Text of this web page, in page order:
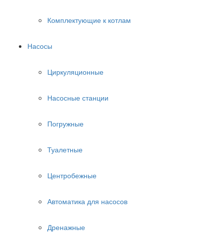
Комплектующие к котлам
Насосы
Циркуляционные
Насосные станции
Погружные
Туалетные
Центробежные
Автоматика для насосов
Дренажные